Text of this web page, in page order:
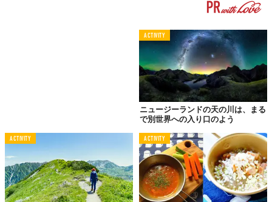
ACTIVITY
ニュージーランドの天の川は、まる
で別世界への入り口のよう
ACTIVITY ACTIVITY